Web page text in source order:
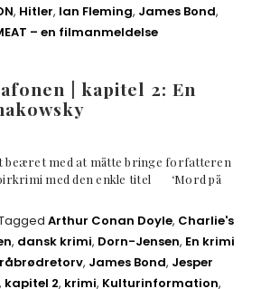
, Hitler, Ian Fleming, James Bond,
– en filmanmeldelse
| kapitel 2: En
beæret med at måtte bringe forfatteren
med den enkle titel ‘Mord på
Arthur Conan Doyle, Charlie's
, dansk krimi, Dorn-Jensen, En krimi
, James Bond, Jesper
, kapitel 2, krimi, Kulturinformation,